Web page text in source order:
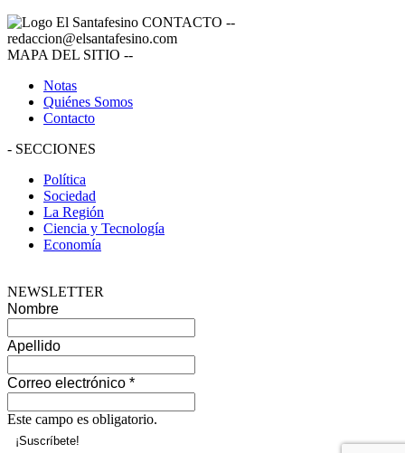
CONTACTO --
redaccion@elsantafesino.com
MAPA DEL SITIO --
Notas
Quiénes Somos
Contacto
- SECCIONES
Política
Sociedad
La Región
Ciencia y Tecnología
Economía
NEWSLETTER
Nombre
Apellido
Correo electrónico *
Este campo es obligatorio.